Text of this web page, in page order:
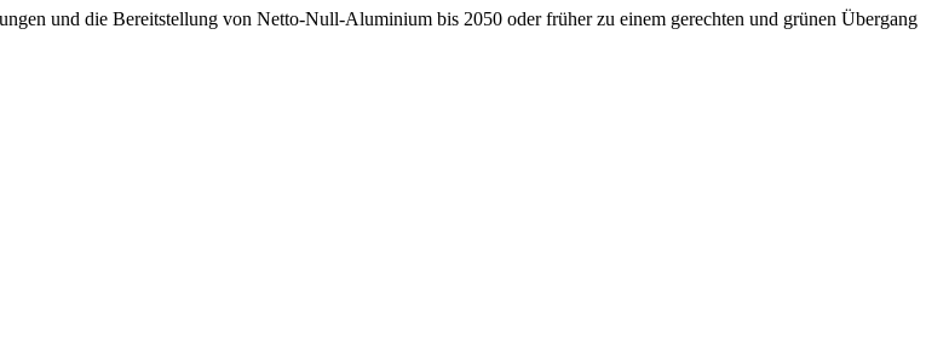
und die Bereitstellung von Netto-Null-Aluminium bis 2050 oder früher zu einem gerechten und grünen Übergang